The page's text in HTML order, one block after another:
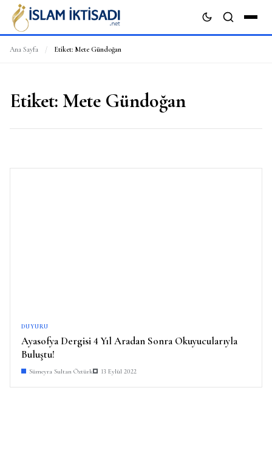
Ana Sayfa / Etiket: Mete Gündoğan
Etiket: Mete Gündoğan
DUYURU
Ayasofya Dergisi 4 Yıl Aradan Sonra Okuyucularıyla
Buluştu!
Sümeyra Sultan Öztürk 13 Eylül 2022